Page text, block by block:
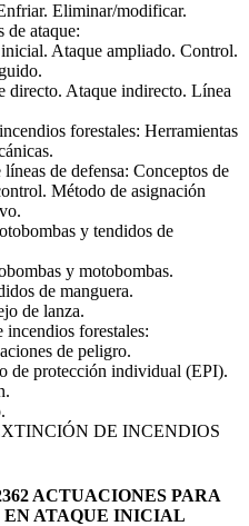
Eliminar/modificar.
de ataque:
Ataque ampliado. Control.
directo. Ataque indirecto. Línea
forestales: Herramientas
de defensa: Conceptos de
Método de asignación
y tendidos de
y motobombas.
de manguera.
de lanza.
forestales:
de peligro.
de protección individual (EPI).
DE INCENDIOS
ACTUACIONES PARA
EN ATAQUE INICIAL